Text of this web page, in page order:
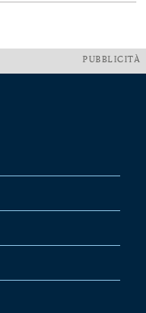
PUBBLICITÀ